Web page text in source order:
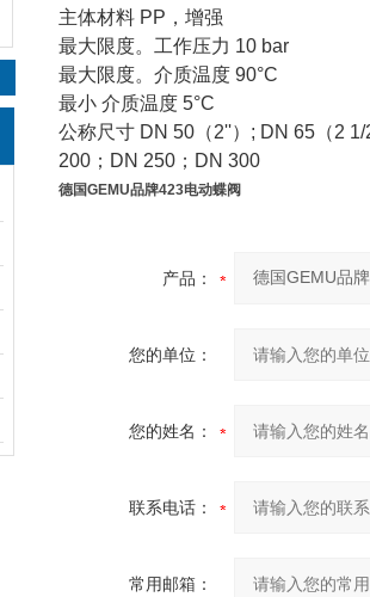
主体材料 PP ，增强
最大限度。工作压力 10 bar
最大限度。介质温度 90°C
最小 介质温度 5°C
公称尺寸 DN 50 （2''） ; DN 65 （2 1/
200 ； DN 250 ； DN 300
德国GEMU品牌423电动蝶阀
产品：
您的单位：
您的姓名：
联系电话：
常用邮箱：